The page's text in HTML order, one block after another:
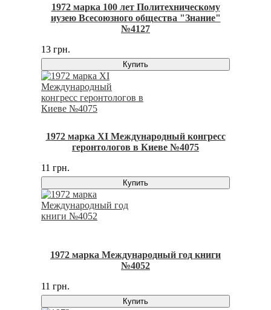
1972 марка 100 лет Политехническому
иузею Всесоюзного общества "Знание"
№4127
13 грн.
Купить
1972 марка XI Международный конгресс
геронтологов в Киеве №4075
11 грн.
Купить
1972 марка Международный год книги
№4052
11 грн.
Купить